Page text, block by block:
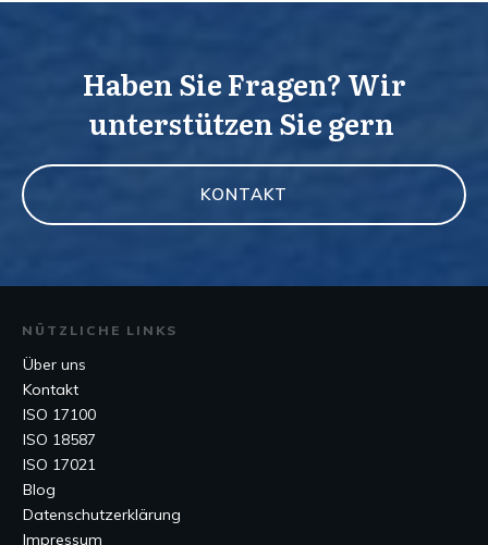
Haben Sie Fragen? Wir
unterstützen Sie gern
KONTAKT
NÜTZLICHE LINKS
Über uns
Kontakt
ISO 17100
ISO 18587
ISO 17021
Blog
Datenschutzerklärung
Impressum